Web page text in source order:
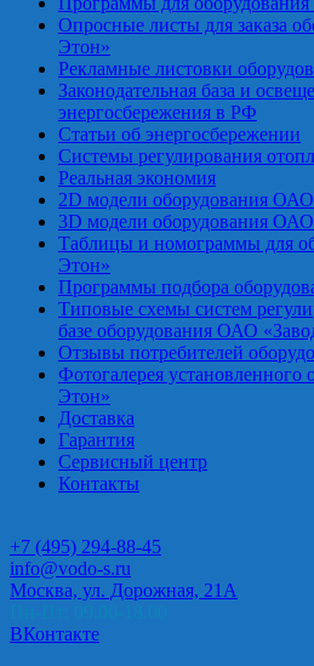
Опросные листы для заказа
Этон»
Рекламные листовки
Законодательная база и
энергосбережения в РФ
Статьи об энергосбережении
Системы регулирования
Реальная экономия
2D модели оборудования
3D модели оборудования
Таблицы и номограммы для
Этон»
Программы подбора
Типовые схемы систем
базе оборудования ОАО
Отзывы потребителей
Фотогалерея
Этон»
Доставка
Гарантия
Сервисный центр
Контакты
+7 (495) 294-88-45
info@vodo-s.ru
Москва, ул. Дорожная, 21А
ВКонтакте